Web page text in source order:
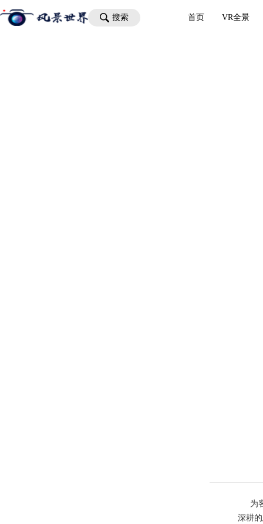
搜索 首页 VR全景
为
深耕